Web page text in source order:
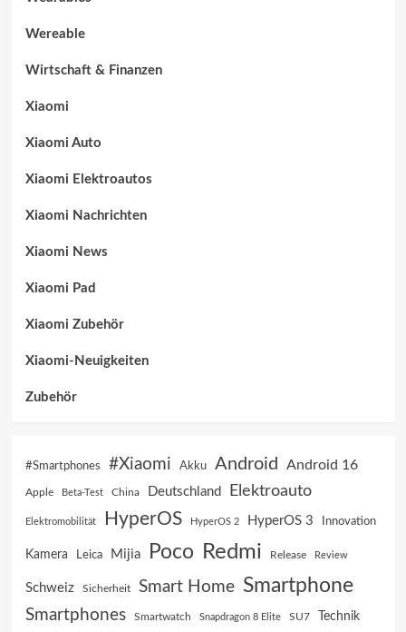
Wereable
Wirtschaft & Finanzen
Xiaomi
Xiaomi Auto
Xiaomi Elektroautos
Xiaomi Nachrichten
Xiaomi News
Xiaomi Pad
Xiaomi Zubehör
Xiaomi-Neuigkeiten
Zubehör
#Smartphones #Xiaomi Akku Android Android 16
Apple Beta-Test China Deutschland Elektroauto
Elektromobilität HyperOS HyperOS 2 HyperOS 3 Innovation
Kamera Leica Mijia Poco Redmi Release Review
Schweiz Sicherheit Smart Home Smartphone
Smartphones Smartwatch Snapdragon 8 Elite SU7 Technik